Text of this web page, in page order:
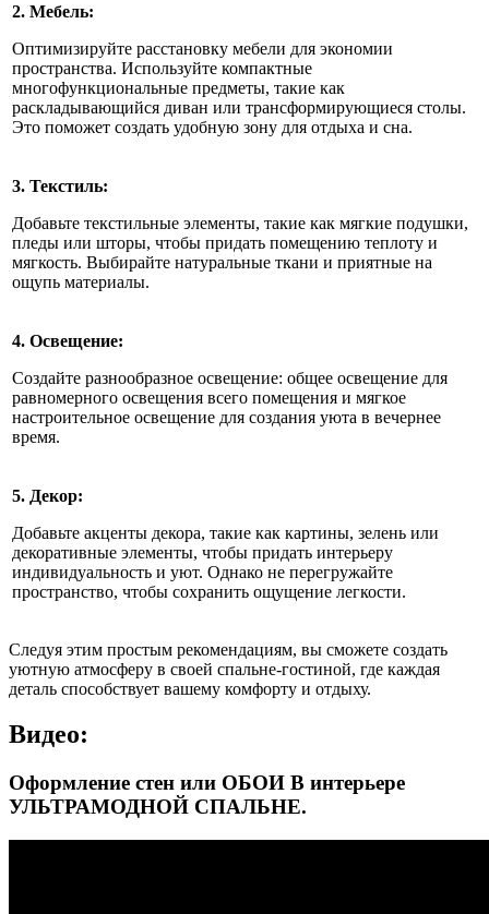
2. Мебель:
Оптимизируйте расстановку мебели для экономии
пространства. Используйте компактные
многофункциональные предметы, такие как
раскладывающийся диван или трансформирующиеся столы.
Это поможет создать удобную зону для отдыха и сна.
3. Текстиль:
Добавьте текстильные элементы, такие как мягкие подушки,
пледы или шторы, чтобы придать помещению теплоту и
мягкость. Выбирайте натуральные ткани и приятные на
ощупь материалы.
4. Освещение:
Создайте разнообразное освещение: общее освещение для
равномерного освещения всего помещения и мягкое
настроительное освещение для создания уюта в вечернее
время.
5. Декор:
Добавьте акценты декора, такие как картины, зелень или
декоративные элементы, чтобы придать интерьеру
индивидуальность и уют. Однако не перегружайте
пространство, чтобы сохранить ощущение легкости.
Следуя этим простым рекомендациям, вы сможете создать
уютную атмосферу в своей спальне-гостиной, где каждая
деталь способствует вашему комфорту и отдыху.
Видео:
Оформление стен или ОБОИ В интерьере
УЛЬТРАМОДНОЙ СПАЛЬНЕ.